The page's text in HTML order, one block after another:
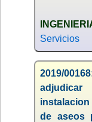
Servicios
2019/
de aseos